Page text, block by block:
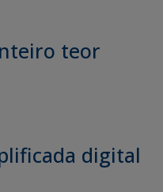
teor
digital